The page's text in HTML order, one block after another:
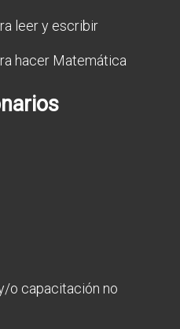
leer y escribir
hacer Matemática
o capacitación no